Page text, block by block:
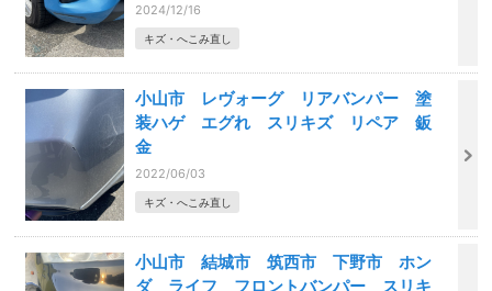
2024/12/16
キズ・へこみ直し
小山市 レヴォーグ リアバンパー 塗
装ハゲ エグれ スリキズ リペア 鈑
金
2022/06/03
キズ・へこみ直し
小山市 結城市 筑西市 下野市 ホン
ダ ライフ フロントバンパー スリキ